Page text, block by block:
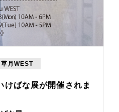
草月WEST
ばな展が開催されま